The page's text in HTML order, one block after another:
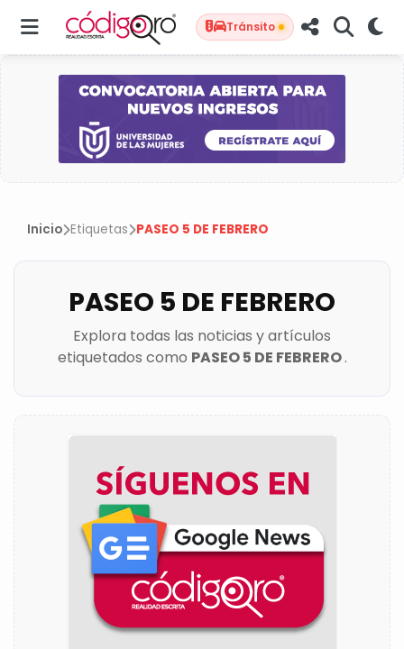
Tránsito
Inicio Etiquetas PASEO 5 DE FEBRERO
PASEO 5 DE FEBRERO
Explora todas las noticias y artículos
etiquetados como PASEO 5 DE FEBRERO.